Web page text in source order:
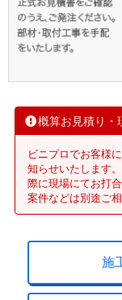
概算お見積り・
ビニプロでお客様
知らせいたします
際に現場にてお打
案件などは別途ご相
施